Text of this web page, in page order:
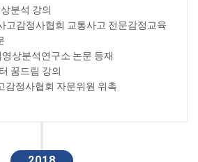
분석 강의
고감정사협회 교통사고 전문감정교육
상분석연구소 논문 등재
꿈드림 강의
감정사협회 자문위원 위촉